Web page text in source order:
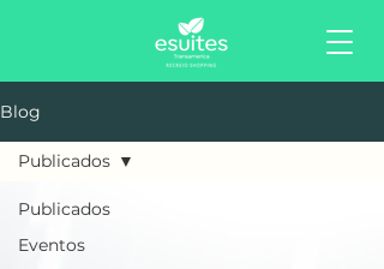
Blog
Publicados
Eventos
Publicados